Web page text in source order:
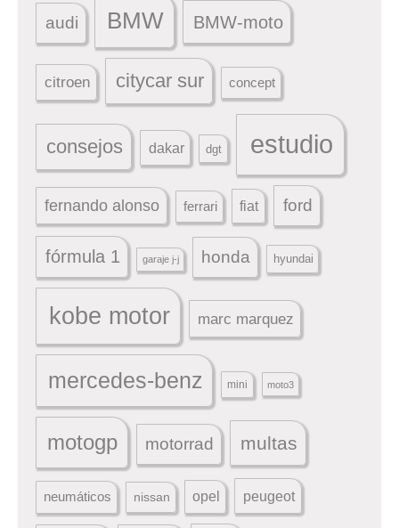
audi BMW BMW-moto
citroen citycar sur concept
consejos dakar dgt estudio
fernando alonso ferrari fiat ford
fórmula 1 garaje j-j honda hyundai
kobe motor marc marquez
mercedes-benz mini moto3
motogp motorrad multas
neumáticos nissan opel peugeot